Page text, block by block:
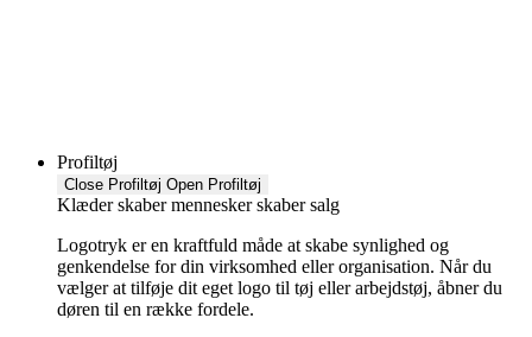
Profiltøj
Close Profiltøj Open Profiltøj
Klæder skaber mennesker skaber salg
Logotryk er en kraftfuld måde at skabe synlighed og
genkendelse for din virksomhed eller organisation. Når du
vælger at tilføje dit eget logo til tøj eller arbejdstøj, åbner du
døren til en række fordele.